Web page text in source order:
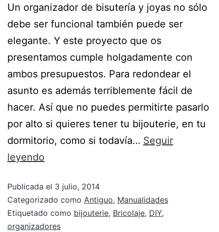
Un organizador de bisutería y joyas no sólo
debe ser funcional también puede ser
elegante. Y este proyecto que os
presentamos cumple holgadamente con
ambos presupuestos. Para redondear el
asunto es además terriblemente fácil de
hacer. Así que no puedes permitirte pasarlo
por alto si quieres tener tu bijouterie, en tu
dormitorio, como si todavía… Seguir
leyendo
Publicada el 3 julio, 2014
Categorizado como Antiguo, Manualidades
Etiquetado como bijouterie, Bricolaje, DIY,
organizadores